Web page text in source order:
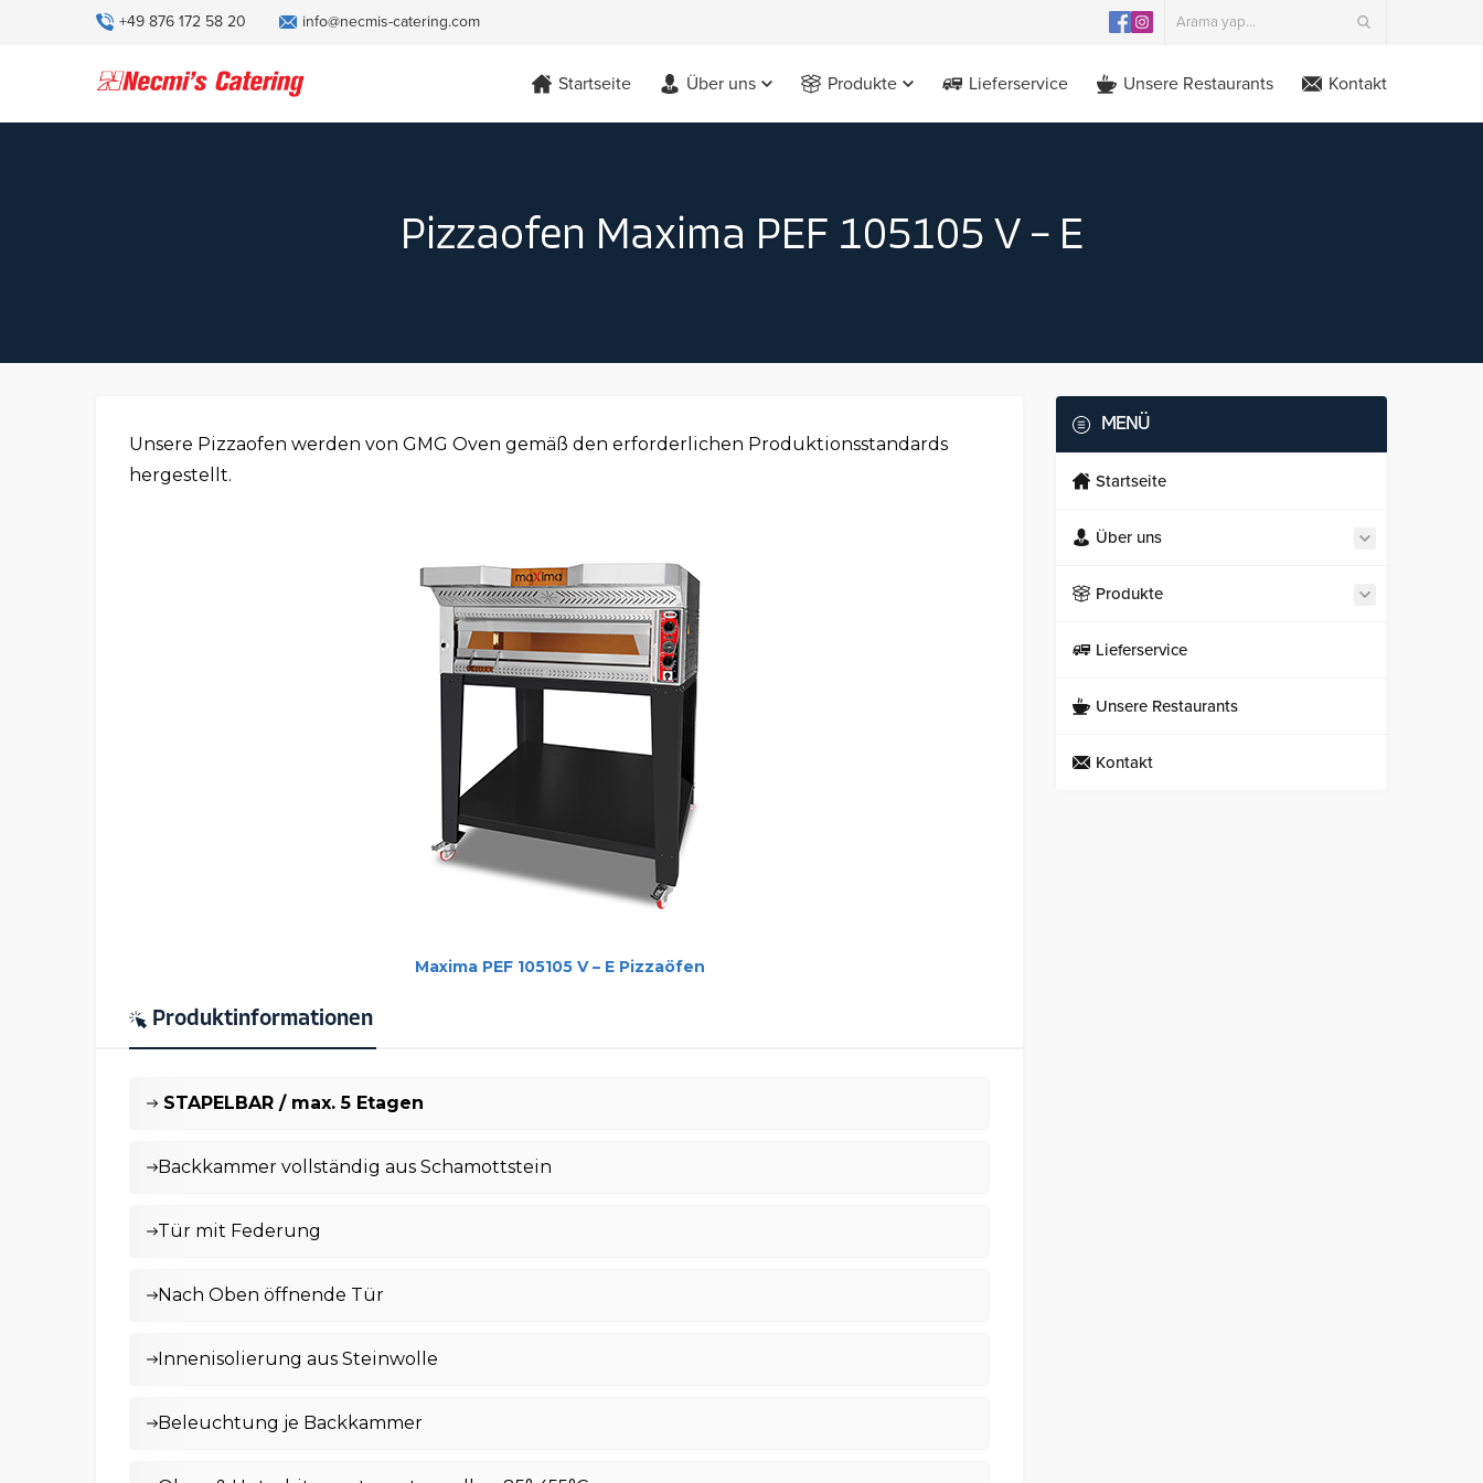
+49 876 172 58 20 info@necmis-catering.com
Startseite Über uns Produkte Lieferservice Unsere Restaurants Kontakt
Pizzaofen Maxima PEF 105105 V – E
Unsere Pizzaofen werden von GMG Oven gemäß den erforderlichen Produktionsstandards
hergestellt.
Maxima PEF 105105 V – E Pizzaöfen
Produktinformationen
STAPELBAR / max. 5 Etagen
Backkammer vollständig aus Schamottstein
Tür mit Federung
Nach Oben öffnende Tür
Innenisolierung aus Steinwolle
Beleuchtung je Backkammer
MENÜ
Startseite
Über uns
Produkte
Lieferservice
Unsere Restaurants
Kontakt